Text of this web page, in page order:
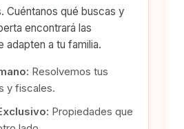
Cuéntanos qué buscas y
encontrará las
adapten a tu familia.
Resolvemos tus
y fiscales.
Propiedades que